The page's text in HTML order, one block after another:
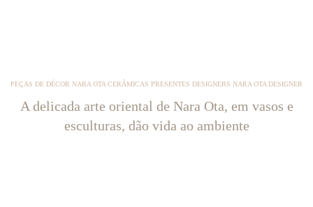
PEÇAS DE DÉCOR NARA OTA CERÂMICAS PRESENTES DESIGNERS NARA OTA DESIGNER
A delicada arte oriental de Nara Ota, em vasos e
esculturas, dão vida ao ambiente